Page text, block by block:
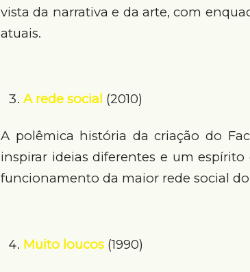
vista da narrativa e da arte, com
atuais.
A rede social (2010)
A polêmica história da criação do
inspirar ideias diferentes e um
funcionamento da maior rede social
Muito loucos (1990)